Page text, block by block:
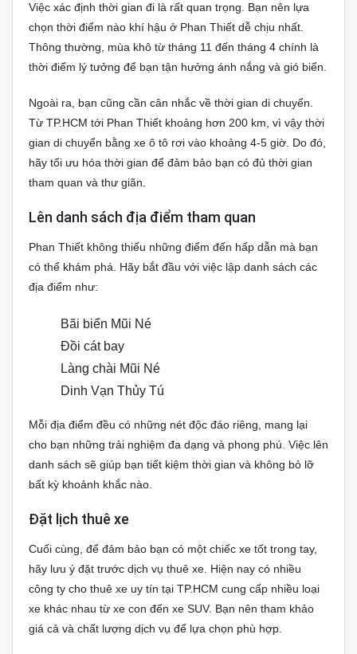
Việc xác định thời gian đi là rất quan trọng. Bạn nên lựa
chọn thời điểm nào khí hậu ở Phan Thiết dễ chịu nhất.
Thông thường, mùa khô từ tháng 11 đến tháng 4 chính là
thời điểm lý tưởng để bạn tận hưởng ánh nắng và gió biển.
Ngoài ra, bạn cũng cần cân nhắc về thời gian di chuyển.
Từ TP.HCM tới Phan Thiết khoảng hơn 200 km, vì vậy thời
gian di chuyển bằng xe ô tô rơi vào khoảng 4-5 giờ. Do đó,
hãy tối ưu hóa thời gian để đảm bảo bạn có đủ thời gian
tham quan và thư giãn.
Lên danh sách địa điểm tham quan
Phan Thiết không thiếu những điểm đến hấp dẫn mà bạn
có thể khám phá. Hãy bắt đầu với việc lập danh sách các
địa điểm như:
Bãi biển Mũi Né
Đồi cát bay
Làng chài Mũi Né
Dinh Vạn Thủy Tú
Mỗi địa điểm đều có những nét độc đáo riêng, mang lại
cho bạn những trải nghiệm đa dạng và phong phú. Việc lên
danh sách sẽ giúp bạn tiết kiệm thời gian và không bỏ lỡ
bất kỳ khoảnh khắc nào.
Đặt lịch thuê xe
Cuối cùng, để đảm bảo bạn có một chiếc xe tốt trong tay,
hãy lưu ý đặt trước dịch vụ thuê xe. Hiện nay có nhiều
công ty cho thuê xe uy tín tại TP.HCM cung cấp nhiều loại
xe khác nhau từ xe con đến xe SUV. Bạn nên tham khảo
giá cả và chất lượng dịch vụ để lựa chọn phù hợp.